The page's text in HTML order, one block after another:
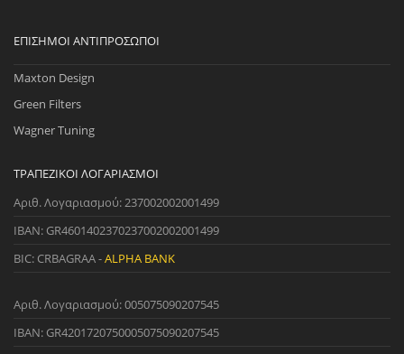
ΕΠΊΣΗΜΟΙ ΑΝΤΙΠΡΌΣΩΠΟΙ
Maxton Design
Green Filters
Wagner Tuning
ΤΡΑΠΕΖΙΚΟΊ ΛΟΓΑΡΙΑΣΜΟΊ
Αριθ. Λογαριασμού: 237002002001499
IBAN: GR4601402370237002002001499
BIC: CRBAGRAA -ALPHA BANK
Αριθ. Λογαριασμού: 005075090207545
IBAN: GR4201720750005075090207545